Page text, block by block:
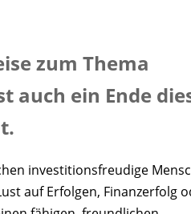
zum Thema
auch ein Ende
investitionsfreudige
auf Erfolgen, Finanzerfolg